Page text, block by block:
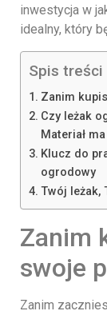
inwestycja w
idealny, który
Spis treści
Zanim
Czy leżak
Materiał
Klucz do
ogrodowy
Twój leżak,
Zanim
swoje
Zanim